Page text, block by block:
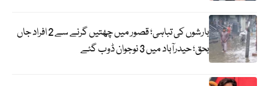
بارشوں کی تباہی؛ قصور میں چھتیں گرنے سے 2 افراد جاں
بحق؛ حیدرآباد میں 3 نوجوان ڈوب گئے